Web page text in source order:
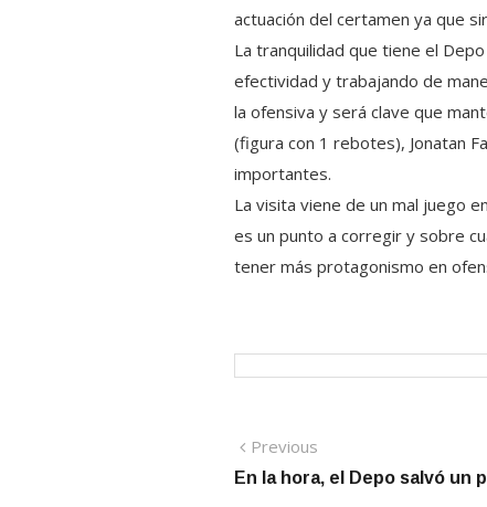
actuación del certamen ya que
La tranquilidad que tiene el
efectividad y trabajando de
la ofensiva y será clave que
(figura con 1 rebotes), Jonatan
importantes.
La visita viene de un mal juego
es un punto a corregir y sobre
tener más protagonismo en
Navegación
de
Previous
post:
En la hora, el Depo salvó un